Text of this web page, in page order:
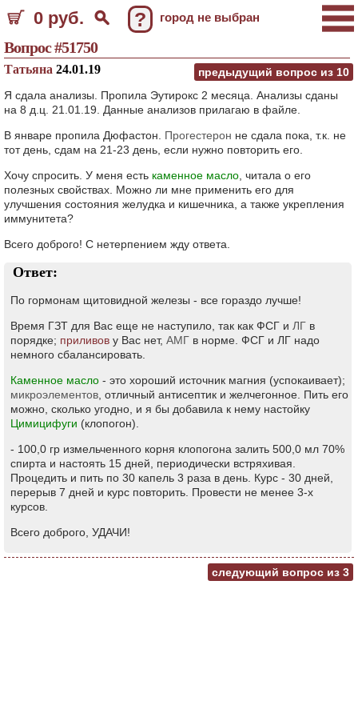
0 руб. ? город не выбран
Вопрос #51750
предыдущий вопрос из 10
Татьяна 24.01.19
Я сдала анализы. Пропила Эутирокс 2 месяца. Анализы сданы
на 8 д.ц. 21.01.19. Данные анализов прилагаю в файле.
В январе пропила Дюфастон. Прогестерон не сдала пока, т.к. не
тот день, сдам на 21-23 день, если нужно повторить его.
Хочу спросить. У меня есть каменное масло , читала о его
полезных свойствах. Можно ли мне применить его для
улучшения состояния желудка и кишечника, а также укрепления
иммунитета?
Всего доброго! С нетерпением жду ответа.
Ответ:
По гормонам щитовидной железы - все гораздо лучше!
Время ГЗТ для Вас еще не наступило, так как ФСГ и ЛГ в
порядке; приливов у Вас нет, АМГ в норме. ФСГ и ЛГ надо
немного сбалансировать.
Каменное масло - это хороший источник магния (успокаивает);
микроэлементов , отличный антисептик и желчегонное. Пить его
можно, сколько угодно, и я бы добавила к нему настойку
Цимицифуги (клопогон).
- 100,0 гр измельченного корня клопогона залить 500,0 мл 70%
спирта и настоять 15 дней, периодически встряхивая.
Процедить и пить по 30 капель 3 раза в день. Курс - 30 дней,
перерыв 7 дней и курс повторить. Провести не менее 3-х
курсов.
Всего доброго, УДАЧИ!
следующий вопрос из 3